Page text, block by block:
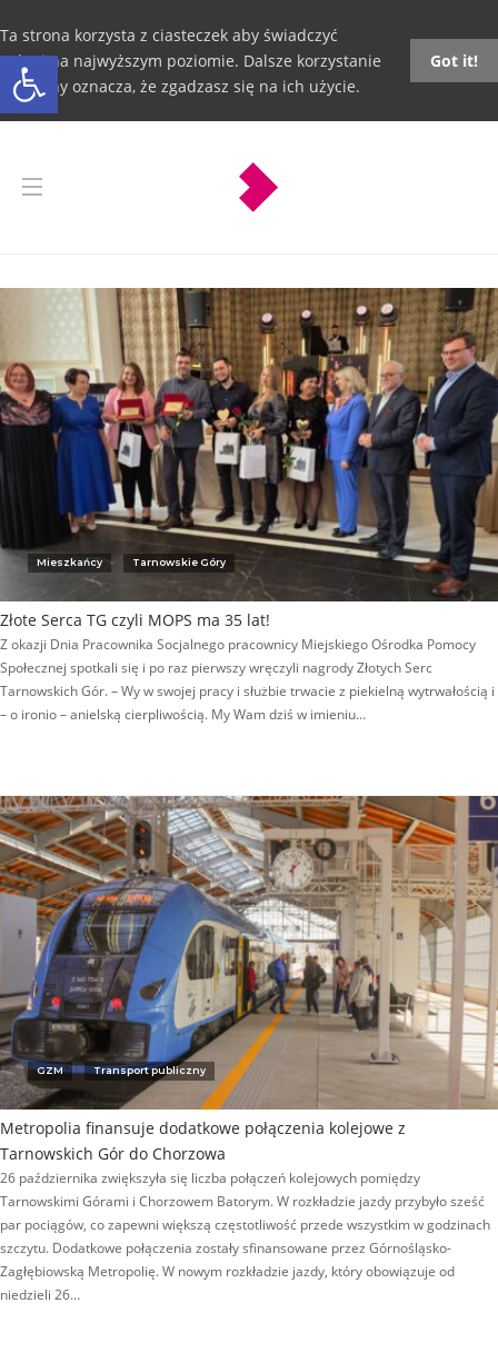
Otwórz pasek narzędzi
Ta strona korzysta z ciasteczek aby świadczyć
usługi na najwyższym poziomie. Dalsze korzystanie
ze strony oznacza, że zgadzasz się na ich użycie.
Got it!
Mieszkańcy Tarnowskie Góry
Złote Serca TG czyli MOPS ma 35 lat!
Z okazji Dnia Pracownika Socjalnego pracownicy Miejskiego Ośrodka Pomocy
Społecznej spotkali się i po raz pierwszy wręczyli nagrody Złotych Serc
Tarnowskich Gór. – Wy w swojej pracy i służbie trwacie z piekielną wytrwałością i
– o ironio – anielską cierpliwością. My Wam dziś w imieniu…
GZM Transport publiczny
Metropolia finansuje dodatkowe połączenia kolejowe z
Tarnowskich Gór do Chorzowa
26 października zwiększyła się liczba połączeń kolejowych pomiędzy
Tarnowskimi Górami i Chorzowem Batorym. W rozkładzie jazdy przybyło sześć
par pociągów, co zapewni większą częstotliwość przede wszystkim w godzinach
szczytu. Dodatkowe połączenia zostały sfinansowane przez Górnośląsko-
Zagłębiowską Metropolię. W nowym rozkładzie jazdy, który obowiązuje od
niedzieli 26…